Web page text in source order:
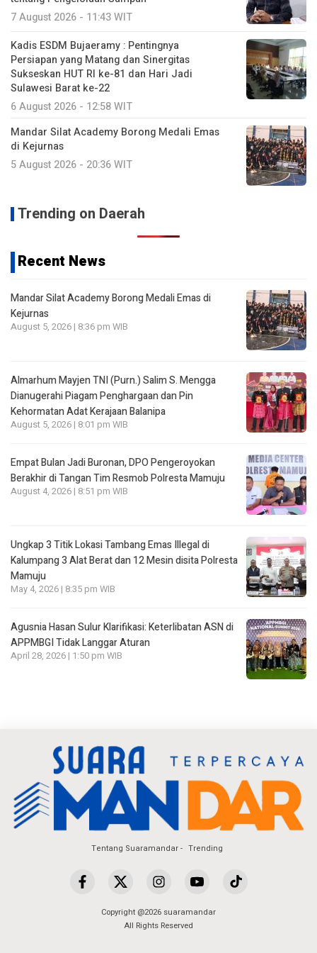
7 August 2026 - 11:43 WIT
Kadis ESDM Bujaeramy : Pentingnya
Persiapan yang Matang dan Sinergitas
Sukseskan HUT RI ke-81 dan Hari Jadi
Sulawesi Barat ke-22
6 August 2026 - 12:58 WIT
Mandar Silat Academy Borong Medali Emas
di Kejurnas
5 August 2026 - 20:36 WIT
Trending on Daerah
Recent News
Mandar Silat Academy Borong Medali Emas di
Kejurnas
August 5, 2026 | 8:36 pm WIB
Almarhum Mayjen TNI (Purn.) Salim S. Mengga
Dianugerahi Piagam Penghargaan dan Pin
Kehormatan Adat Kerajaan Balanipa
August 5, 2026 | 8:01 pm WIB
Empat Bulan Jadi Buronan, DPO Pengeroyokan
Berakhir di Tangan Tim Resmob Polresta Mamuju
August 4, 2026 | 8:51 pm WIB
Ungkap 3 Titik Lokasi Tambang Emas Illegal di
Kalumpang 3 Alat Berat dan 12 Mesin disita Polresta
Mamuju
May 4, 2026 | 8:35 pm WIB
Agusnia Hasan Sulur Klarifikasi: Keterlibatan ASN di
APPMBGI Tidak Langgar Aturan
April 28, 2026 | 1:50 pm WIB
Tentang Suaramandar Trending
Copyright @2026 suaramandar
All Rights Reserved